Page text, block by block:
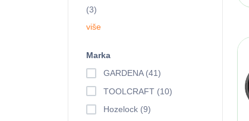
(3)
više
Marka
GARDENA (41)
TOOLCRAFT (10)
Hozelock (9)